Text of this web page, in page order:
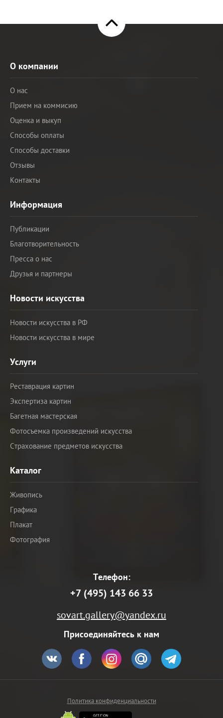
О компании
О нас
Прием на коммисию
Оценка и выкуп
Способы оплаты
Способы доставки
Отзывы
Контакты
Информация
Публикации
Благотворительность
Пресса о нас
Друзья и партнеры
Новости искусства
Новости искусства в РФ
Новости искусства в мире
Услуги
Реставрация картин
Экспертиза картин
Багетная мастерская
Фотосъемка произведений искусства
Страхование предметов искусства
Каталог
Живопись
Графика
Плакат
Фотография
Телефон:
+7 (495) 143 66 33
sovart.gallery@yandex.ru
Присоединяйтесь к нам
Политика конфиденциальности